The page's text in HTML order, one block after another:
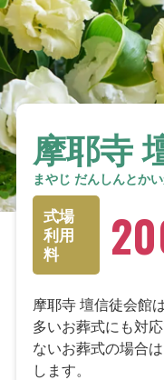
摩耶寺
まやじ だんしんとか
式場
利用
料
摩耶寺 壇信徒会館
多いお葬式にも対
ないお葬式の場合
します。